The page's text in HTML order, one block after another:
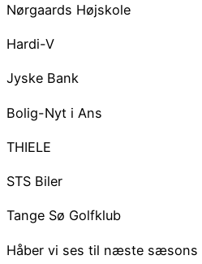
Nørgaards Højskole
Hardi-V
Jyske Bank
Bolig-Nyt i Ans
THIELE
STS Biler
Tange Sø Golfklub
Håber vi ses til næste sæsons